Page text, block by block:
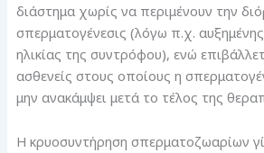
διάστημα χωρίς να περιμένουν την
σπερματογένεσις (λόγω π.χ.
ηλικίας της συντρόφου), ενώ
ασθενείς στους οποίους η
μην ανακάμψει μετά το τέλος της
Η κρυοσυντήρηση σπερματοζωαρίων